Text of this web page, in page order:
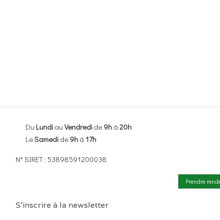
Du Lundi au Vendredi de 9h à 20h
LeSamedi de 9h à 17h
N° SIRET : 53898591200038
Prendre
S'inscrire à la newsletter